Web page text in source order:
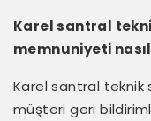
Karel santral
memnuniyeti
Karel santral teknik
müşteri geri